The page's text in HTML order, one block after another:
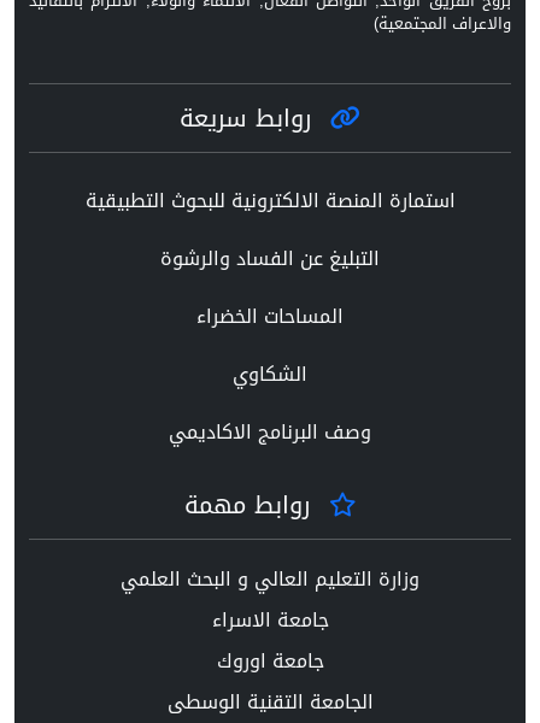
والاعراف المجتمعية)
روابط سريعة
استمارة المنصة الالكترونية للبحوث التطبيقية
التبليغ عن الفساد والرشوة
المساحات الخضراء
الشكاوي
وصف البرنامج الاكاديمي
روابط مهمة
وزارة التعليم العالي و البحث العلمي
جامعة الاسراء
جامعة اوروك
الجامعة التقنية الوسطى